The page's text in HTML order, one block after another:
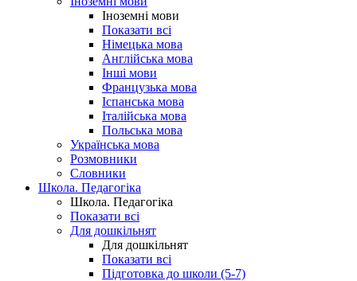
Іноземні мови
Показати всі
Німецька мова
Англійська мова
Інші мови
Французька мова
Іспанська мова
Італійська мова
Польська мова
Українська мова
Розмовники
Словники
Школа. Педагогіка
Школа. Педагогіка
Показати всі
Для дошкільнят
Для дошкільнят
Показати всі
Підготовка до школи (5-7)